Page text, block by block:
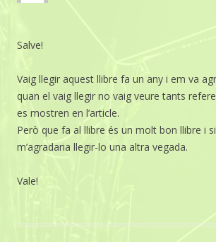
Salve!
Vaig llegir aquest llibre fa un any i em va
quan el vaig llegir no vaig veure tants
es mostren en l’article.
Però que fa al llibre és un molt bon llibre i
m’agradaria llegir-lo una altra vegada.
Vale!